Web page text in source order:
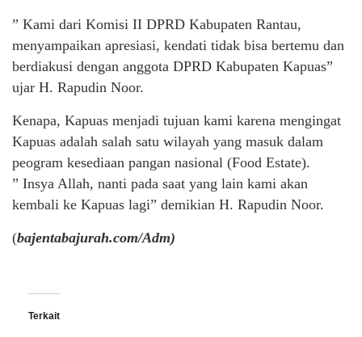
” Kami dari Komisi II DPRD Kabupaten Rantau,
menyampaikan apresiasi, kendati tidak bisa bertemu dan
berdiakusi dengan anggota DPRD Kabupaten Kapuas”
ujar H. Rapudin Noor.
Kenapa, Kapuas menjadi tujuan kami karena mengingat
Kapuas adalah salah satu wilayah yang masuk dalam
peogram kesediaan pangan nasional (Food Estate).
” Insya Allah, nanti pada saat yang lain kami akan
kembali ke Kapuas lagi” demikian H. Rapudin Noor.
(bajentabajurah.com/Adm)
Terkait